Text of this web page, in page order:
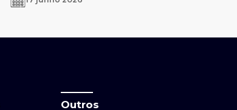
Outros